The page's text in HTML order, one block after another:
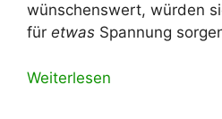
wünschenswert, würden
für etwas Spannung
Weiterlesen